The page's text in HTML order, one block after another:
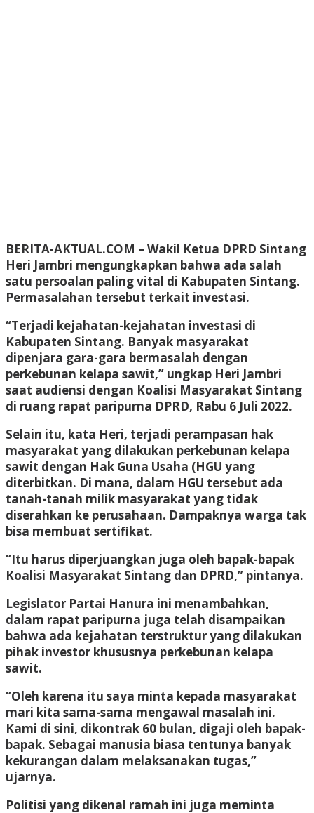
BERITA-AKTUAL.COM – Wakil Ketua DPRD Sintang
Heri Jambri mengungkapkan bahwa ada salah
satu persoalan paling vital di Kabupaten Sintang.
Permasalahan tersebut terkait investasi.
“Terjadi kejahatan-kejahatan investasi di
Kabupaten Sintang. Banyak masyarakat
dipenjara gara-gara bermasalah dengan
perkebunan kelapa sawit,” ungkap Heri Jambri
saat audiensi dengan Koalisi Masyarakat Sintang
di ruang rapat paripurna DPRD, Rabu 6 Juli 2022.
Selain itu, kata Heri, terjadi perampasan hak
masyarakat yang dilakukan perkebunan kelapa
sawit dengan Hak Guna Usaha (HGU yang
diterbitkan. Di mana, dalam HGU tersebut ada
tanah-tanah milik masyarakat yang tidak
diserahkan ke perusahaan. Dampaknya warga tak
bisa membuat sertifikat.
“Itu harus diperjuangkan juga oleh bapak-bapak
Koalisi Masyarakat Sintang dan DPRD,” pintanya.
Legislator Partai Hanura ini menambahkan,
dalam rapat paripurna juga telah disampaikan
bahwa ada kejahatan terstruktur yang dilakukan
pihak investor khususnya perkebunan kelapa
sawit.
“Oleh karena itu saya minta kepada masyarakat
mari kita sama-sama mengawal masalah ini.
Kami di sini, dikontrak 60 bulan, digaji oleh bapak-
bapak. Sebagai manusia biasa tentunya banyak
kekurangan dalam melaksanakan tugas,”
ujarnya.
Politisi yang dikenal ramah ini juga meminta